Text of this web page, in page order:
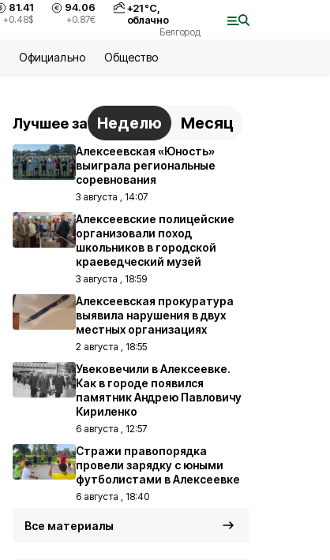
81.41
+0.48$
94.06
+0.87€
+21°С,
облачно
Белгород
Официально Общество
Лучшее за Неделю Месяц
Алексеевская «Юность»
выиграла региональные
соревнования
3 августа , 14:07
Алексеевские полицейские
организовали поход
школьников в городской
краеведческий музей
3 августа , 18:59
Алексеевская прокуратура
выявила нарушения в двух
местных организациях
2 августа , 18:55
Увековечили в Алексеевке.
Как в городе появился
памятник Андрею Павловичу
Кириленко
6 августа , 12:57
Стражи правопорядка
провели зарядку с юными
футболистами в Алексеевке
6 августа , 18:40
Все материалы